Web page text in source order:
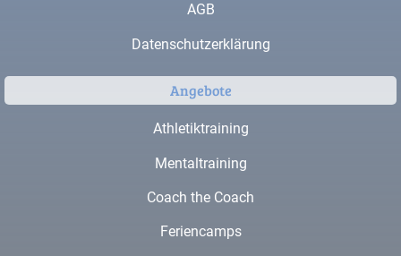
AGB
Datenschutzerklärung
Angebote
Athletiktraining
Mentaltraining
Coach the Coach
Feriencamps